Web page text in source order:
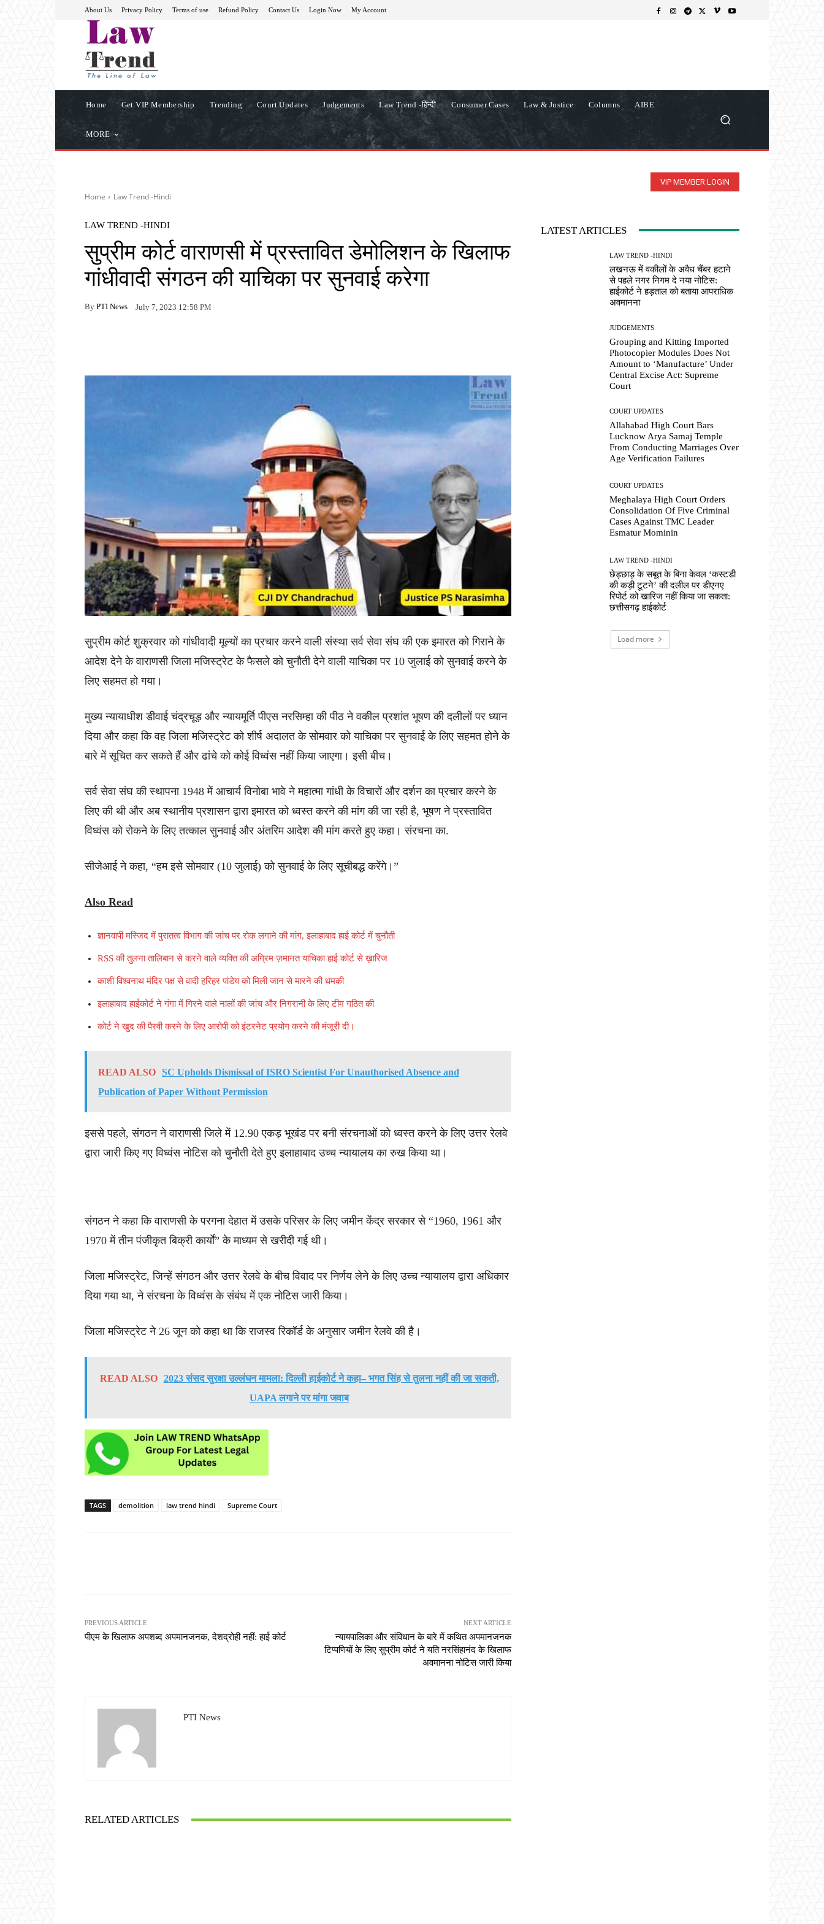
About Us Privacy Policy Terms of use Refund Policy Contact Us Login Now My Account
Home Get VIP Membership Trending Court Updates Judgements Law Trend -हिन्दी Consumer Cases Law & Justice Columns AIBE
MORE
VIP MEMBER LOGIN
Home Law Trend -Hindi
LAW TREND -HINDI
सुप्रीम कोर्ट वाराणसी में प्रस्तावित डेमोलिशन के खिलाफ
गांधीवादी संगठन की याचिका पर सुनवाई करेगा
By PTI News July 7, 2023 12:58 PM
सुप्रीम कोर्ट शुक्रवार को गांधीवादी मूल्यों का प्रचार करने वाली संस्था सर्व सेवा संघ की एक इमारत को गिराने के
आदेश देने के वाराणसी जिला मजिस्ट्रेट के फैसले को चुनौती देने वाली याचिका पर 10 जुलाई को सुनवाई करने के
लिए सहमत हो गया।
मुख्य न्यायाधीश डीवाई चंद्रचूड़ और न्यायमूर्ति पीएस नरसिम्हा की पीठ ने वकील प्रशांत भूषण की दलीलों पर ध्यान
दिया और कहा कि वह जिला मजिस्ट्रेट को शीर्ष अदालत के सोमवार को याचिका पर सुनवाई के लिए सहमत होने के
बारे में सूचित कर सकते हैं और ढांचे को कोई विध्वंस नहीं किया जाएगा। इसी बीच।
सर्व सेवा संघ की स्थापना 1948 में आचार्य विनोबा भावे ने महात्मा गांधी के विचारों और दर्शन का प्रचार करने के
लिए की थी और अब स्थानीय प्रशासन द्वारा इमारत को ध्वस्त करने की मांग की जा रही है, भूषण ने प्रस्तावित
विध्वंस को रोकने के लिए तत्काल सुनवाई और अंतरिम आदेश की मांग करते हुए कहा। संरचना का.
सीजेआई ने कहा, “हम इसे सोमवार (10 जुलाई) को सुनवाई के लिए सूचीबद्ध करेंगे।”
Also Read
ज्ञानवापी मस्जिद में पुरातत्व विभाग की जांच पर रोक लगाने की मांग, इलाहाबाद हाई कोर्ट में चुनौती
RSS की तुलना तालिबान से करने वाले व्यक्ति की अग्रिम ज़मानत याचिका हाई कोर्ट से ख़ारिज
काशी विश्वनाथ मंदिर पक्ष से वादी हरिहर पांडेय को मिली जान से मारने की धमकी
इलाहाबाद हाईकोर्ट ने गंगा में गिरने वाले नालों की जांच और निगरानी के लिए टीम गठित की
कोर्ट ने खुद की पैरवी करने के लिए आरोपी को इंटरनेट प्रयोग करने की मंजूरी दी।
READ ALSO SC Upholds Dismissal of ISRO Scientist For Unauthorised Absence and
Publication of Paper Without Permission
इससे पहले, संगठन ने वाराणसी जिले में 12.90 एकड़ भूखंड पर बनी संरचनाओं को ध्वस्त करने के लिए उत्तर रेलवे
द्वारा जारी किए गए विध्वंस नोटिस को चुनौती देते हुए इलाहाबाद उच्च न्यायालय का रुख किया था।
संगठन ने कहा कि वाराणसी के परगना देहात में उसके परिसर के लिए जमीन केंद्र सरकार से “1960, 1961 और
1970 में तीन पंजीकृत बिक्री कार्यों” के माध्यम से खरीदी गई थी।
जिला मजिस्ट्रेट, जिन्हें संगठन और उत्तर रेलवे के बीच विवाद पर निर्णय लेने के लिए उच्च न्यायालय द्वारा अधिकार
दिया गया था, ने संरचना के विध्वंस के संबंध में एक नोटिस जारी किया।
जिला मजिस्ट्रेट ने 26 जून को कहा था कि राजस्व रिकॉर्ड के अनुसार जमीन रेलवे की है।
READ ALSO
2023 संसद सुरक्षा उल्लंघन मामला: दिल्ली हाईकोर्ट ने कहा– भगत सिंह से तुलना नहीं की जा सकती,
UAPA लगाने पर मांगा जवाब
TAGS demolition law trend hindi Supreme Court
PREVIOUS ARTICLE
पीएम के खिलाफ अपशब्द अपमानजनक, देशद्रोही नहीं: हाई कोर्ट
NEXT ARTICLE
न्यायपालिका और संविधान के बारे में कथित अपमानजनक
टिप्पणियों के लिए सुप्रीम कोर्ट ने यति नरसिंहानंद के खिलाफ
अवमानना नोटिस जारी किया
PTI News
RELATED ARTICLES
LATEST ARTICLES
LAW TREND -HINDI
लखनऊ में वकीलों के अवैध चैंबर हटाने
से पहले नगर निगम दे नया नोटिस:
हाईकोर्ट ने हड़ताल को बताया आपराधिक
अवमानना
JUDGEMENTS
Grouping and Kitting Imported
Photocopier Modules Does Not
Amount to ‘Manufacture’ Under
Central Excise Act: Supreme
Court
COURT UPDATES
Allahabad High Court Bars
Lucknow Arya Samaj Temple
From Conducting Marriages Over
Age Verification Failures
COURT UPDATES
Meghalaya High Court Orders
Consolidation Of Five Criminal
Cases Against TMC Leader
Esmatur Mominin
LAW TREND -HINDI
छेड़छाड़ के सबूत के बिना केवल ‘कस्टडी
की कड़ी टूटने’ की दलील पर डीएनए
रिपोर्ट को खारिज नहीं किया जा सकता:
छत्तीसगढ़ हाईकोर्ट
Load more